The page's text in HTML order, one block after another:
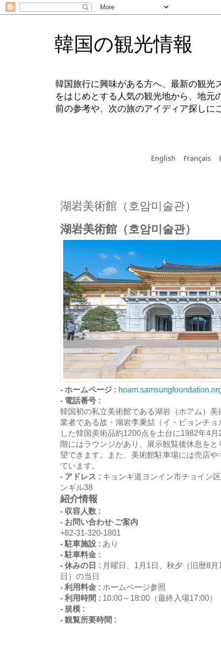
韓国の観光情報
韓国旅行に興味がある方へ、最新の観光
をはじめとする人気の観光地から、地
前の参考や、次の旅のアイディア探しに
English Français
湖岩美術館（호암미술관）
湖岩美術館（호암미술관）
- ホームページ :
- 電話番号 :
韓国初の私立美術館である湖岩（ホアム）
業者である故・湖岩李秉喆（イ・ビョンチ
した韓国美術品約1200点を土台に1982年4
階にはラウンジがあり、展示観覧後休息を
望できます。また、美術館駐車場には売店
ています。
- アドレス : キョンギ道ヨンイン市チョイン
ンギル38
紹介情報
- 収容人数 :
- お問い合わせ·ご案内
+82-31-320-1801
- 駐車施設 : あり
- 駐車料金 :
- 休みの日 : 月曜日、1月1日、秋夕（旧暦8
日）の当日
- 利用料金 : ホームページ参照
- 利用時間 : 10:00～18:00（最終入場17:00）
- 規模 :
- 観覧所要時間 :